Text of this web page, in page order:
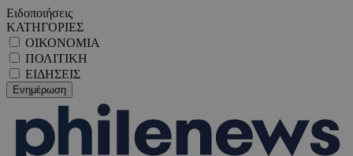
Ειδοποιήσεις
ΚΑΤΗΓΟΡΙΕΣ
ΟΙΚΟΝΟΜΙΑ
ΠΟΛΙΤΙΚΗ
ΕΙΔΗΣΕΙΣ